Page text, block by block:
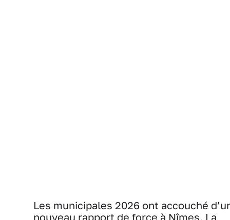
Les municipales 2026 ont accouché
nouveau rapport de force à Nîmes. La